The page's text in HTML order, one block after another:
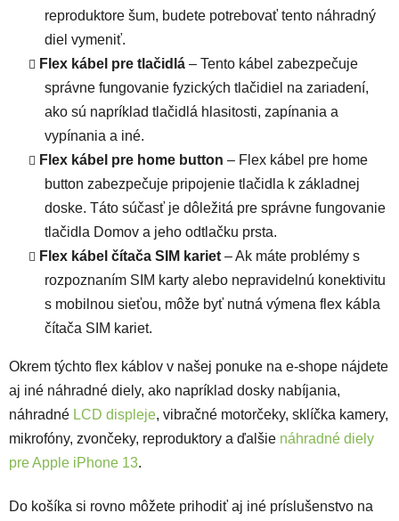
reproduktore šum, budete potrebovať tento náhradný
diel vymeniť.
Flex kábel pre tlačidlá – Tento kábel zabezpečuje
správne fungovanie fyzických tlačidiel na zariadení,
ako sú napríklad tlačidlá hlasitosti, zapínania a
vypínania a iné.
Flex kábel pre home button – Flex kábel pre home
button zabezpečuje pripojenie tlačidla k základnej
doske. Táto súčasť je dôležitá pre správne fungovanie
tlačidla Domov a jeho odtlačku prsta.
Flex kábel čítača SIM kariet – Ak máte problémy s
rozpoznaním SIM karty alebo nepravidelnú konektivitu
s mobilnou sieťou, môže byť nutná výmena flex kábla
čítača SIM kariet.
Okrem týchto flex káblov v našej ponuke na e-shope nájdete
aj iné náhradné diely, ako napríklad dosky nabíjania,
náhradné LCD displeje, vibračné motorčeky, sklíčka kamery,
mikrofóny, zvončeky, reproduktory a ďalšie náhradné diely
pre Apple iPhone 13.
Do košíka si rovno môžete prihodiť aj iné príslušenstvo na